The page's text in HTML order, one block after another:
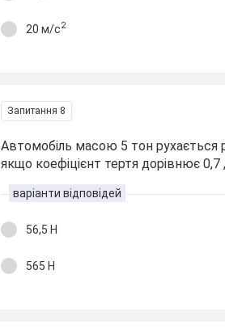
20 м/с2
Запитання 8
Автомобіль масою 5 тон рухається
якщо коефіцієнт тертя дорівнює 0,7
варіанти відповідей
56,5 Н
565 Н